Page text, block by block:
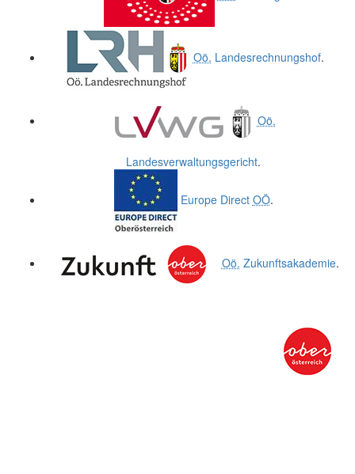
Oö. Landesrechnungshof.
Oö.
Landesverwaltungsgericht.
Europe Direct OÖ.
Oö. Zukunftsakademie.